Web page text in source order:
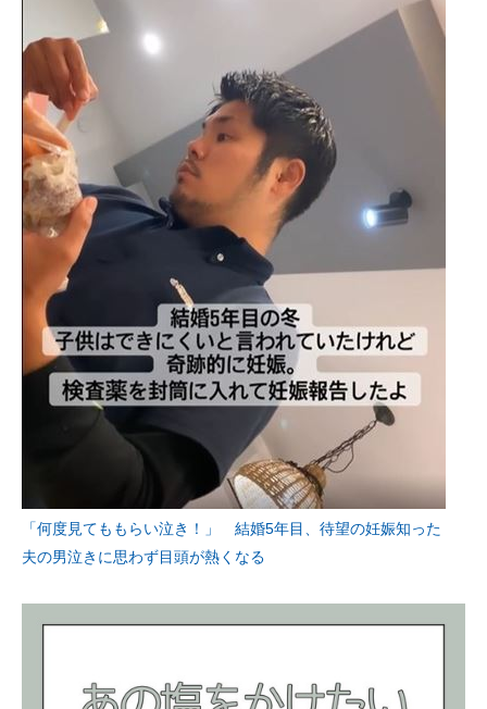
「何度見てももらい泣き！」 結婚5年目、待望の妊娠知った
夫の男泣きに思わず目頭が熱くなる